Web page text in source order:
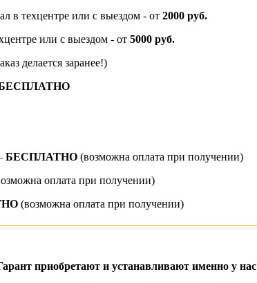
в техцентре или с выездом - от 2000 руб.
или с выездом - от 5000 руб.
делается заранее!)
БЕСПЛАТНО (возможна оплата при получении)
оплата при получении)
(возможна оплата при получении)
приобретают и устанавливают именно у